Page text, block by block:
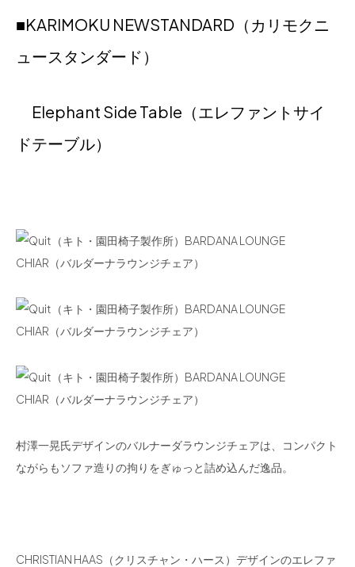
■KARIMOKU NEWSTANDARD（カリモクニ
ュースタンダード）
Elephant Side Table（エレファントサイ
ドテーブル）
村澤一晃氏デザインのバルナーダラウンジチェアは、コンパクト
ながらもソファ造りの拘りをぎゅっと詰め込んだ逸品。
CHRISTIAN HAAS（クリスチャン・ハース）デザインのエレファ